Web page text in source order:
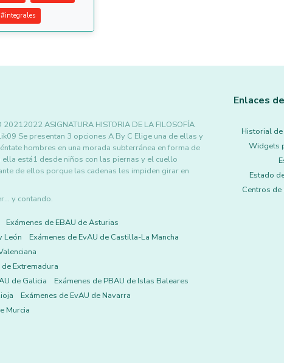
#integrales
ASIGNATURA HISTORIA DE LA FILOSOFÍA
Se presentan 3 opciones A By C Elige una de ellas y
hombres en una morada subterránea en forma de
está1 desde niños con las piernas y el cuello
de ellos porque las cadenas les impiden girar en
y contando.
Exámenes de EBAU de Asturias
León
Exámenes de EvAU de Castilla-La Mancha
de Extremadura
de Galicia
Exámenes de PBAU de Islas Baleares
Exámenes de EvAU de Navarra
Murcia
Enlaces
Historial
Widgets
Estado
Centros de